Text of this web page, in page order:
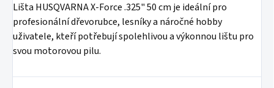
Lišta HUSQVARNA X-Force .325" 50 cm je ideální pro
profesionální dřevorubce, lesníky a náročné hobby
uživatele, kteří potřebují spolehlivou a výkonnou lištu pro
svou motorovou pilu.